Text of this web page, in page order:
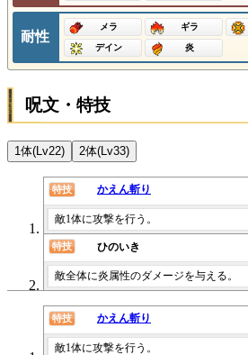
耐性
メラ ギラ
デイン 炎
呪文・特技
1体(Lv22) 2体(Lv33)
特技 かえん斬り
敵1体に攻撃を行う。
特技 ひのいき
敵全体に炎属性のダメージを与える。
特技 かえん斬り
敵1体に攻撃を行う。